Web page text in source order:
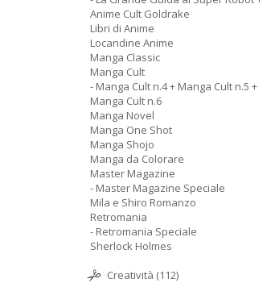
Anime Cult Goldrake
Libri di Anime
Locandine Anime
Manga Classic
Manga Cult
- Manga Cult n.4 + Manga Cult n.5 +
Manga Cult n.6
Manga Novel
Manga One Shot
Manga Shojo
Manga da Colorare
Master Magazine
- Master Magazine Speciale
Mila e Shiro Romanzo
Retromania
- Retromania Speciale
Sherlock Holmes
Creatività (112)